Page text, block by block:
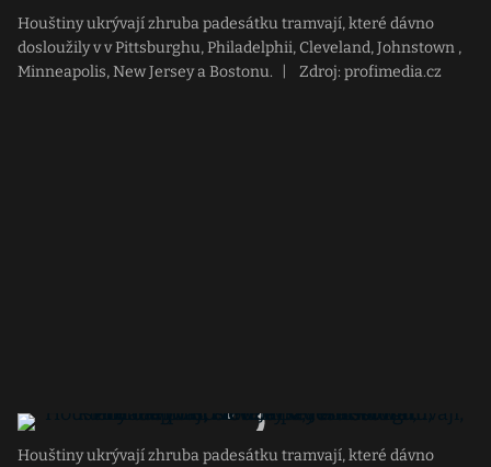
Houštiny ukrývají zhruba padesátku tramvají, které dávno
dosloužily v v Pittsburghu, Philadelphii, Cleveland, Johnstown ,
Minneapolis, New Jersey a Bostonu.
Zdroj: profimedia.cz
Houštiny ukrývají zhruba padesátku tramvají, které dávno